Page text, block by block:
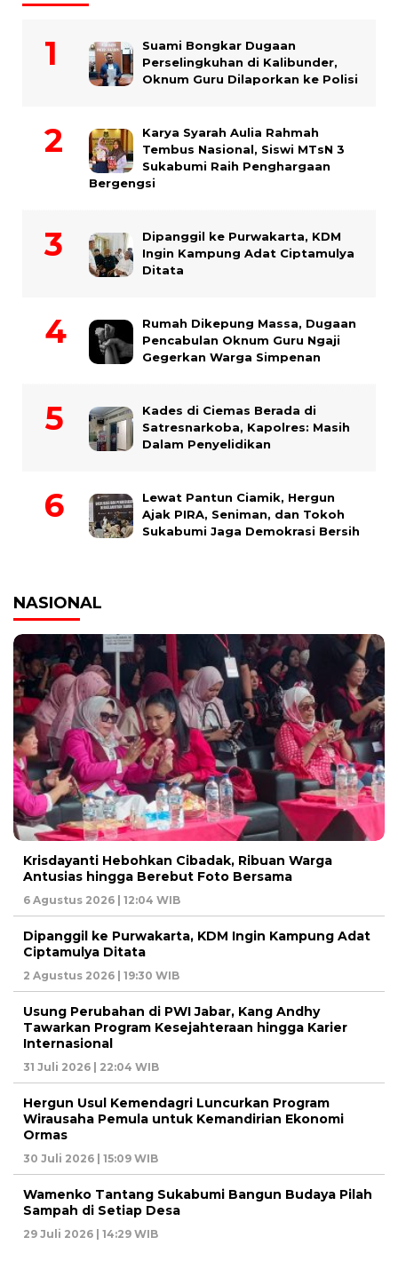
Suami Bongkar Dugaan
Perselingkuhan di Kalibunder,
Oknum Guru Dilaporkan ke Polisi
Karya Syarah Aulia Rahmah
Tembus Nasional, Siswi MTsN 3
Sukabumi Raih Penghargaan
Bergengsi
Dipanggil ke Purwakarta, KDM
Ingin Kampung Adat Ciptamulya
Ditata
Rumah Dikepung Massa, Dugaan
Pencabulan Oknum Guru Ngaji
Gegerkan Warga Simpenan
Kades di Ciemas Berada di
Satresnarkoba, Kapolres: Masih
Dalam Penyelidikan
Lewat Pantun Ciamik, Hergun
Ajak PIRA, Seniman, dan Tokoh
Sukabumi Jaga Demokrasi Bersih
NASIONAL
Krisdayanti Hebohkan Cibadak, Ribuan Warga
Antusias hingga Berebut Foto Bersama
6 Agustus 2026 | 12:04 WIB
Dipanggil ke Purwakarta, KDM Ingin Kampung Adat
Ciptamulya Ditata
2 Agustus 2026 | 19:30 WIB
Usung Perubahan di PWI Jabar, Kang Andhy
Tawarkan Program Kesejahteraan hingga Karier
Internasional
31 Juli 2026 | 22:04 WIB
Hergun Usul Kemendagri Luncurkan Program
Wirausaha Pemula untuk Kemandirian Ekonomi
Ormas
30 Juli 2026 | 15:09 WIB
Wamenko Tantang Sukabumi Bangun Budaya Pilah
Sampah di Setiap Desa
29 Juli 2026 | 14:29 WIB